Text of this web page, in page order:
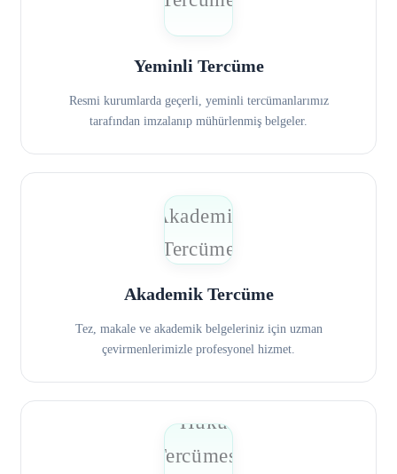
Yeminli Tercüme
Resmi kurumlarda geçerli, yeminli tercümanlarımız
tarafından imzalanıp mühürlenmiş belgeler.
Akademik Tercüme
Tez, makale ve akademik belgeleriniz için uzman
çevirmenlerimizle profesyonel hizmet.